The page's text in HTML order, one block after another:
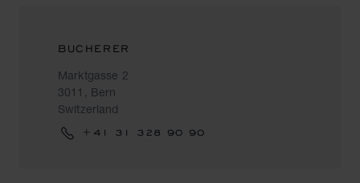
BUCHERER
Marktgasse 2
3011, Bern
Switzerland
+41 31 328 90 90